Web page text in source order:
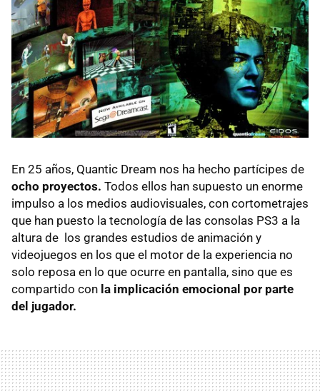
En 25 años, Quantic Dream nos ha hecho partícipes de
ocho proyectos. Todos ellos han supuesto un enorme
impulso a los medios audiovisuales, con cortometrajes
que han puesto la tecnología de las consolas PS3 a la
altura de los grandes estudios de animación y
videojuegos en los que el motor de la experiencia no
solo reposa en lo que ocurre en pantalla, sino que es
compartido con la implicación emocional por parte
del jugador.